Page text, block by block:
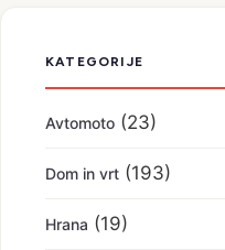
KATEGORIJE
Avtomoto (23)
Dom in vrt (193)
Hrana (19)